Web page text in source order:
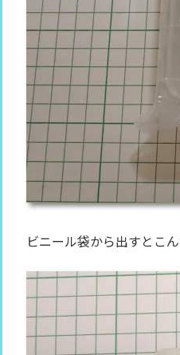
ビニール袋から出すとこん